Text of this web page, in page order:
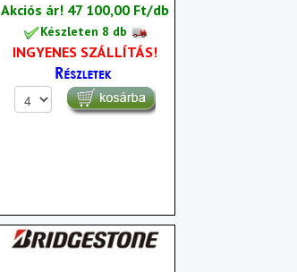
Akciós ár! 47 100,00 Ft/db
Készleten 8 db
INGYENES SZÁLLÍTÁS!